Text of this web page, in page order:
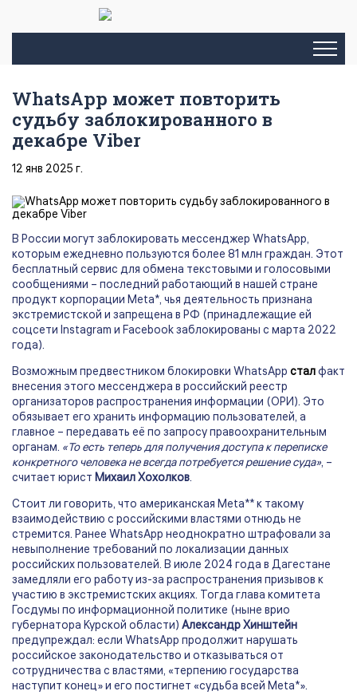
WhatsApp может повторить
судьбу заблокированного в
декабре Viber
12 янв 2025 г.
В России могут заблокировать мессенджер WhatsApp,
которым ежедневно пользуются более 81 млн граждан. Этот
бесплатный сервис для обмена текстовыми и голосовыми
сообщениями – последний работающий в нашей стране
продукт корпорации Meta*, чья деятельность признана
экстремистской и запрещена в РФ (принадлежащие ей
соцсети Instagram и Facebook заблокированы с марта 2022
года).
Возможным предвестником блокировки WhatsApp сталфакт
внесения этого мессенджера в российский реестр
организаторов распространения информации (ОРИ). Это
обязывает его хранить информацию пользователей, а
главное – передавать её по запросу правоохранительным
органам. «То есть теперь для получения доступа к переписке
конкретного человека не всегда потребуется решение суда», –
считает юрист Михаил Хохолков.
Стоит ли говорить, что американская Meta** к такому
взаимодействию с российскими властями отнюдь не
стремится. Ранее WhatsApp неоднократно штрафовали за
невыполнение требований по локализации данных
российских пользователей. В июле 2024 года в Дагестане
замедляли его работу из-за распространения призывов к
участию в экстремистских акциях. Тогда глава комитета
Госдумы по информационной политике (ныне врио
губернатора Курской области) Александр Хинштейн
предупреждал: если WhatsApp продолжит нарушать
российское законодательство и отказываться от
сотрудничества с властями, «терпению государства
наступит конец» и его постигнет «судьба всей Meta*».